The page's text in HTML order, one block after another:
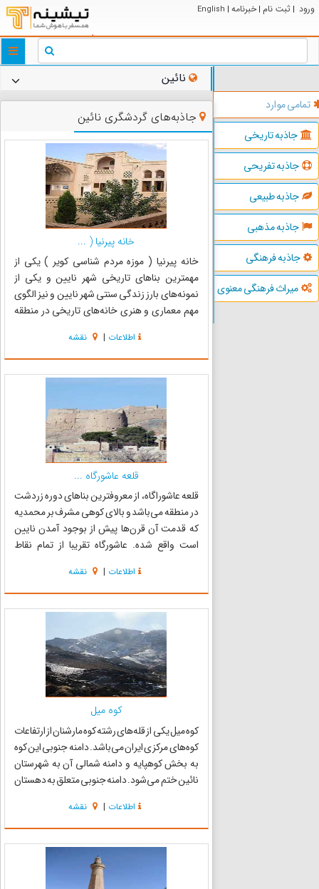
ورود | ثبت نام | خبرنامه |
English
تمامی موارد
جاذبه تاریخی
جاذبه تفریحی
جاذبه طبیعی
جاذبه مذهبی
جاذبه فرهنگی
میراث فرهنگی معنوی
نائین
جاذبه‌های گردشگری نائین
خانه پیرنیا ( ...
خانه پیرنیا ( موزه مردم شناسی کویر ) یکی از
مهمترین بناهای تاریخی شهر نایین و یکی از
نمونه‌های بارز زندگی سنتی شهر نایین و نیز الگوی
مهم معماری و هنری خانه‌های تاریخی در منطقه
اصفهان، نایین، روبروی مسجد جامع نائین ، خیابان
۲۵ شهریور واقع شده اس...
اطلاعات | نقشه
قلعه عاشورگاه ...
قلعه عاشوراگاه، از معروفترین بناهای دوره زردشت
در منطقه می‌باشد و بالای کوهی مشرف بر محمدیه
که قدمت آن قرن‌ها پیش از بوجود آمدن نایین
است واقع شده. عاشورگاه تقریبا از تمام نقاط
طوری که به محض ورود به محمدیه نخستین بنایی
که به چشم می‌خورد...
اطلاعات | نقشه
کوه میل
کوه میل یکی از قله‌های رشته کوه مارشنان از ارتفاعات
کوه‌های مرکزی ایران می‌باشد. دامنه جنوبی این کوه
به بخش کوهپایه و دامنه شمالی آن به شهرستان
نائین ختم می‌شود. دامنه جنوبی متعلق به دهستان
شهرستان نائین می‌باشد که در ارتفاع سه هزار و سی
و ...
اطلاعات | نقشه